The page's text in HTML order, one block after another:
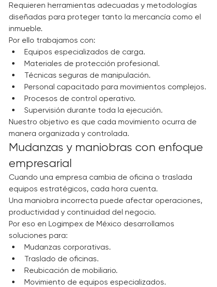
Las maniobras complejas exigen más que experiencia.
Requieren herramientas adecuadas y metodologías
diseñadas para proteger tanto la mercancía como el
inmueble.
Por ello trabajamos con:
Equipos especializados de carga.
Materiales de protección profesional.
Técnicas seguras de manipulación.
Personal capacitado para movimientos complejos.
Procesos de control operativo.
Supervisión durante toda la ejecución.
Nuestro objetivo es que cada movimiento ocurra de
manera organizada y controlada.
Mudanzas y maniobras con enfoque
empresarial
Cuando una empresa cambia de oficina o traslada
equipos estratégicos, cada hora cuenta.
Una maniobra incorrecta puede afectar operaciones,
productividad y continuidad del negocio.
Por eso en Logimpex de México desarrollamos
soluciones para:
Mudanzas corporativas.
Traslado de oficinas.
Reubicación de mobiliario.